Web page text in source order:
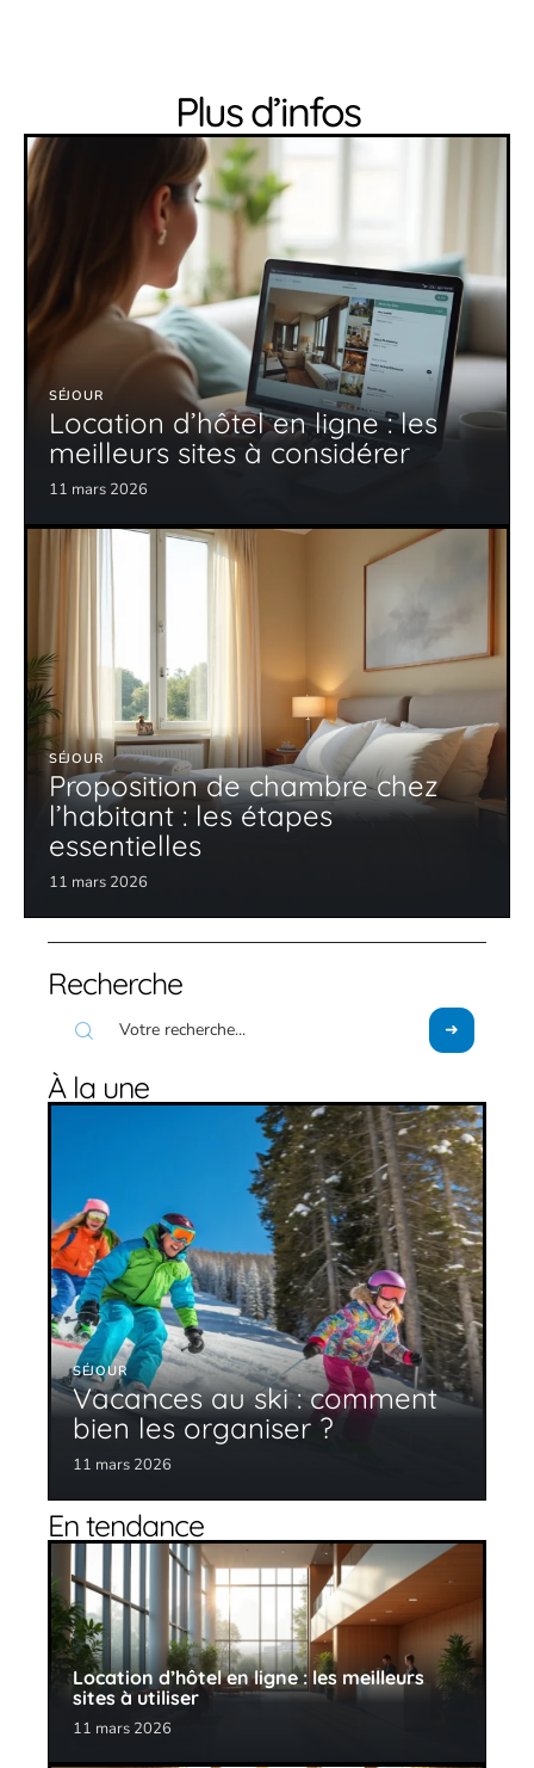
Plus d’infos
SÉJOUR
Location d’hôtel en ligne : les
meilleurs sites à considérer
11 mars 2026
SÉJOUR
Proposition de chambre chez
l’habitant : les étapes
essentielles
11 mars 2026
Recherche
À la une
SÉJOUR
Vacances au ski : comment
bien les organiser ?
11 mars 2026
En tendance
Location d’hôtel en ligne : les meilleurs
sites à utiliser
11 mars 2026